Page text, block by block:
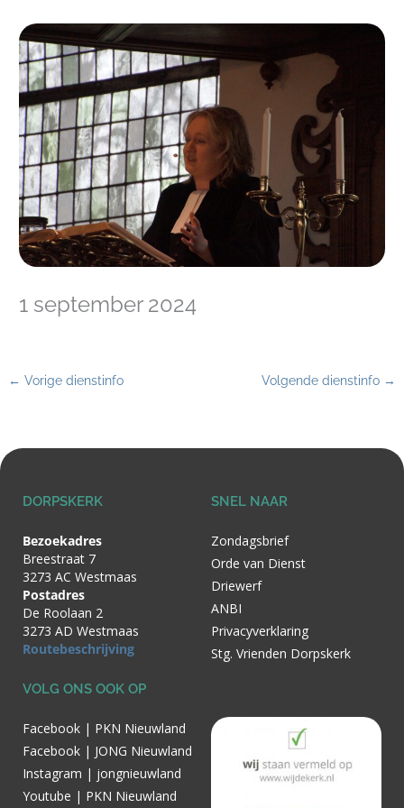
1 september 2024
← Vorige dienstinfo Volgende dienstinfo →
DORPSKERK
Bezoekadres
Breestraat 7
3273 AC Westmaas
Postadres
De Roolaan 2
3273 AD Westmaas
Routebeschrijving
SNEL NAAR
Zondagsbrief
Orde van Dienst
Driewerf
ANBI
Privacyverklaring
Stg. Vrienden Dorpskerk
VOLG ONS OOK OP
Facebook | PKN Nieuwland
Facebook | JONG Nieuwland
Instagram | jongnieuwland
Youtube | PKN Nieuwland